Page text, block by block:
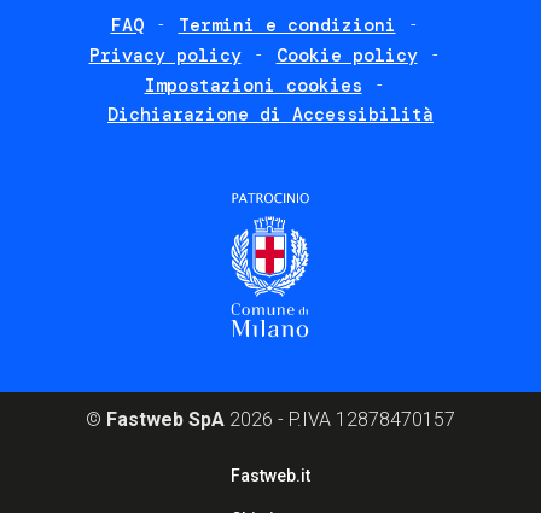
FAQ
Termini e condizioni
Privacy policy
Cookie policy
Impostazioni cookies
Dichiarazione di Accessibilità
© Fastweb SpA 2026 - P.IVA 12878470157
Fastweb.it